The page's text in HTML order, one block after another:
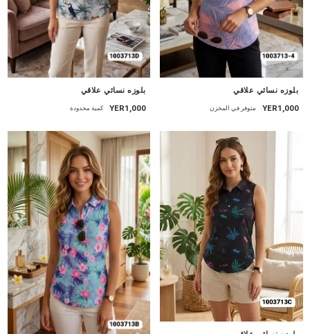
بلوزه نسائي علاقي
YER1,000 متوفر في المخزن
بلوزه نسائي علاقي
YER1,000 كمية محدودة